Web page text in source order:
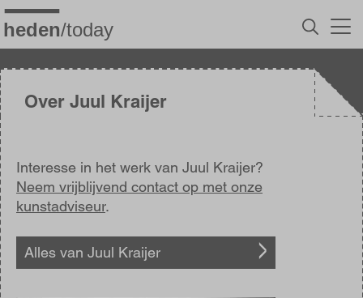
Overslaan
en
naar
inhoud
gaanOver Juul Kraijer
Interesse in het werk van Juul Kraijer?
Neem vrijblijvend contact op met onze
kunstadviseur.
Alles van Juul Kraijer